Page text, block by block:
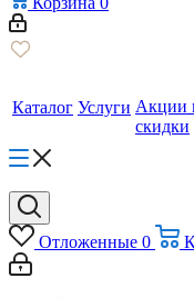
Каталог Услуги Акции
скидки
Отложенные 0